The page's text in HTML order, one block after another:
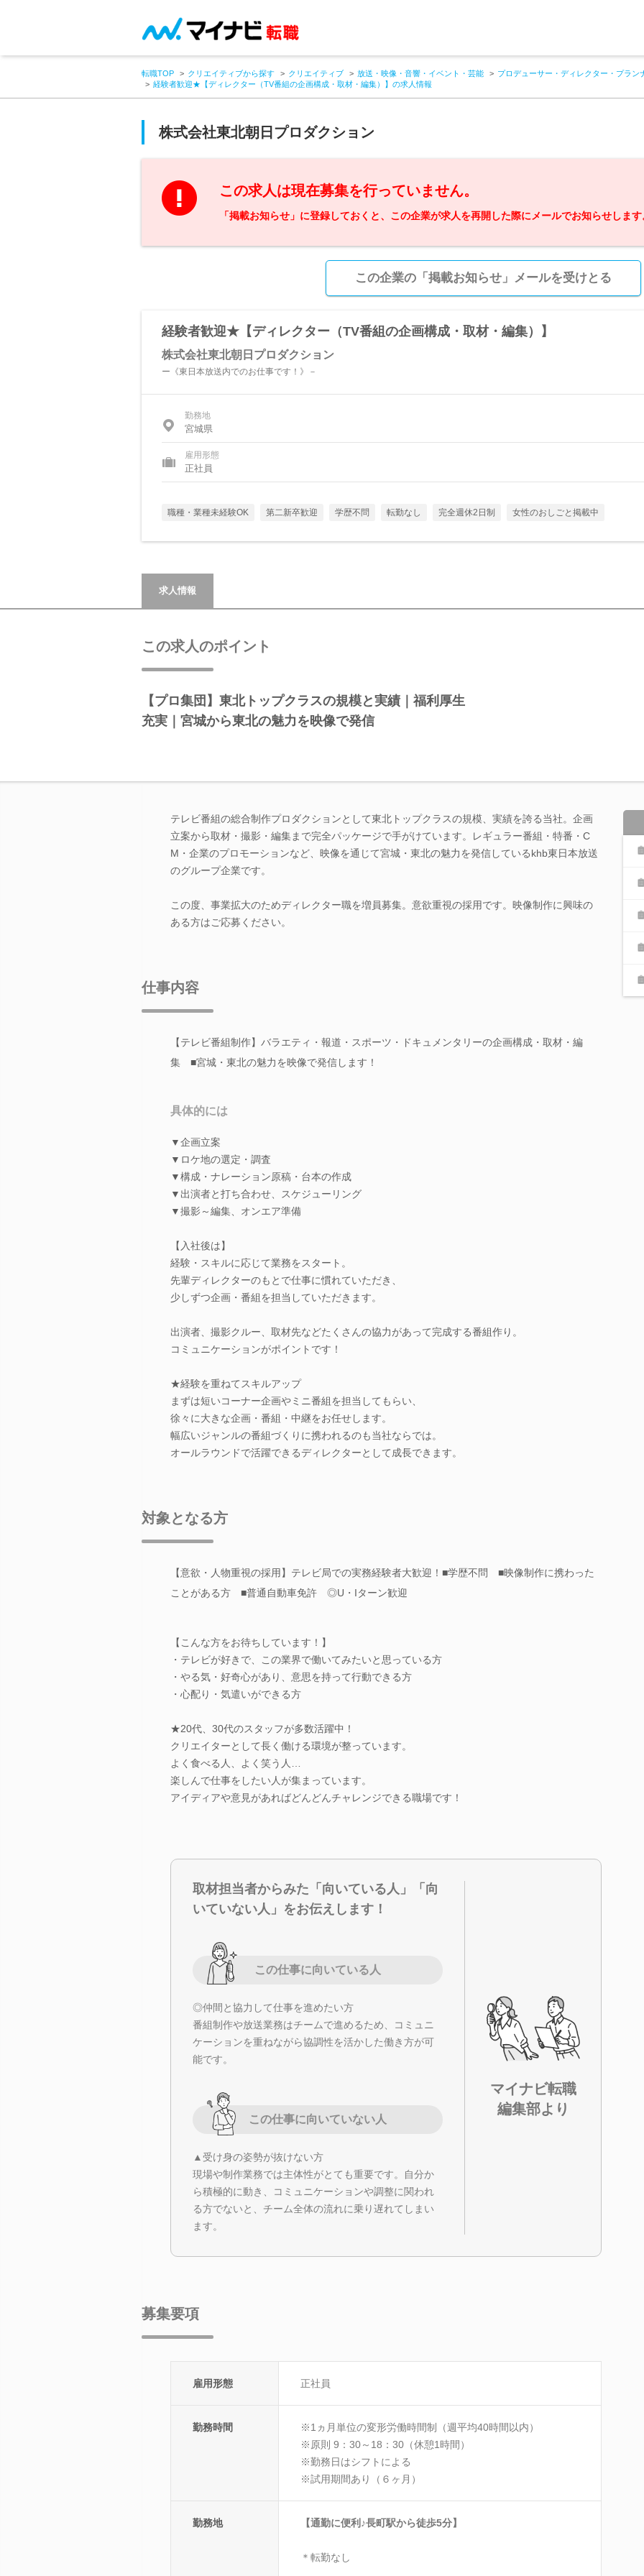
転職TOP クリエイティブから探す クリエイティブ 放送・映像・音響・イベント・芸能
プロデューサー・ディレクター・プラン
経験者歓迎★【ディレクター（TV番組の企画構成・取材・編集）】の求人情報
株式会社東北朝日プロダクション
この求人は現在募集を行っていません。
「掲載お知らせ」に登録しておくと、この企業が求人を再開した際にメールでお知らせします
この企業の「掲載お知らせ」メールを受けとる
経験者歓迎★【ディレクター（TV番組の企画構成・取材・編集）】
株式会社東北朝日プロダクション
ー《東日本放送内でのお仕事です！》－
勤務地
宮城県
雇用形態
正社員
職種・業種未経験OK 第二新卒歓迎 学歴不問 転勤なし 完全週休2日制 女性のおしごと掲載中
求人情報
この求人のポイント
【プロ集団】東北トップクラスの規模と実績｜福利厚生
充実｜宮城から東北の魅力を映像で発信
テレビ番組の総合制作プロダクションとして東北トップクラスの規模、実績を誇る当社。企画
立案から取材・撮影・編集まで完全パッケージで手がけています。レギュラー番組・特番・C
M・企業のプロモーションなど、映像を通じて宮城・東北の魅力を発信しているkhb東日本放送
のグループ企業です。
この度、事業拡大のためディレクター職を増員募集。意欲重視の採用です。映像制作に興味の
ある方はご応募ください。
仕事内容
【テレビ番組制作】バラエティ・報道・スポーツ・ドキュメンタリーの企画構成・取材・編
集 ■宮城・東北の魅力を映像で発信します！
具体的には
▼企画立案
▼ロケ地の選定・調査
▼構成・ナレーション原稿・台本の作成
▼出演者と打ち合わせ、スケジューリング
▼撮影～編集、オンエア準備
【入社後は】
経験・スキルに応じて業務をスタート。
先輩ディレクターのもとで仕事に慣れていただき、
少しずつ企画・番組を担当していただきます。
出演者、撮影クルー、取材先などたくさんの協力があって完成する番組作り。
コミュニケーションがポイントです！
★経験を重ねてスキルアップ
まずは短いコーナー企画やミニ番組を担当してもらい、
徐々に大きな企画・番組・中継をお任せします。
幅広いジャンルの番組づくりに携われるのも当社ならでは。
オールラウンドで活躍できるディレクターとして成長できます。
対象となる方
【意欲・人物重視の採用】テレビ局での実務経験者大歓迎！■学歴不問 ■映像制作に携わった
ことがある方 ■普通自動車免許 ◎U・Iターン歓迎
【こんな方をお待ちしています！】
・テレビが好きで、この業界で働いてみたいと思っている方
・やる気・好奇心があり、意思を持って行動できる方
・心配り・気遣いができる方
★20代、30代のスタッフが多数活躍中！
クリエイターとして長く働ける環境が整っています。
よく食べる人、よく笑う人…
楽しんで仕事をしたい人が集まっています。
アイディアや意見があればどんどんチャレンジできる職場です！
取材担当者からみた「向いている人」「向
いていない人」をお伝えします！
この仕事に向いている人
◎仲間と協力して仕事を進めたい方
番組制作や放送業務はチームで進めるため、コミュニ
ケーションを重ねながら協調性を活かした働き方が可
能です。
この仕事に向いていない人
▲受け身の姿勢が抜けない方
現場や制作業務では主体性がとても重要です。自分か
ら積極的に動き、コミュニケーションや調整に関われ
る方でないと、チーム全体の流れに乗り遅れてしまい
ます。
マイナビ転職
編集部より
募集要項
雇用形態 正社員
勤務時間
※1ヵ月単位の変形労働時間制（週平均40時間以内）
※原則 9：30～18：30（休憩1時間）
※勤務日はシフトによる
※試用期間あり（６ヶ月）
勤務地 【通勤に便利♪長町駅から徒歩5分】
＊転勤なし